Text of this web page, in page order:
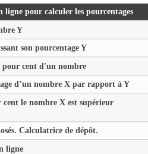
ligne pour calculer les pourcentages
Y
son pourcentageY
pour cent d'un nombre
d’un nombre Xpar rapport àY
cent le nombre Xest supérieur
Calculatrice de dépôt.
ligne